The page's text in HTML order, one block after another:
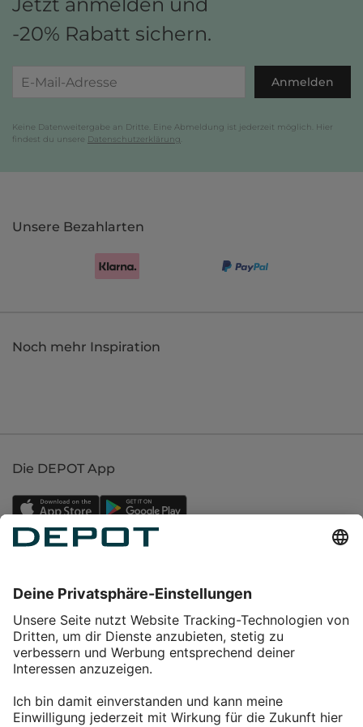
-20% Rabatt sichern.
Anmelden
Keine Datenweitergabe an Dritte. Eine Abmeldung ist jederzeit möglich. Hier
findest du unsere Datenschutzerklärung
Unsere Bezahlarten
Noch mehr Inspiration
Die DEPOT App
Service
Über DEPOT
Kontakt